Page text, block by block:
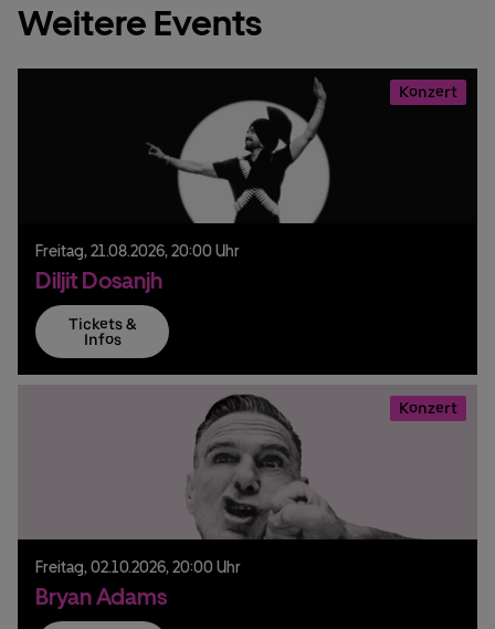
Weitere Events
Konzert
Freitag, 21.08.2026, 20:00 Uhr
Diljit Dosanjh
Tickets &
Infos
Konzert
Freitag, 02.10.2026, 20:00 Uhr
Bryan Adams